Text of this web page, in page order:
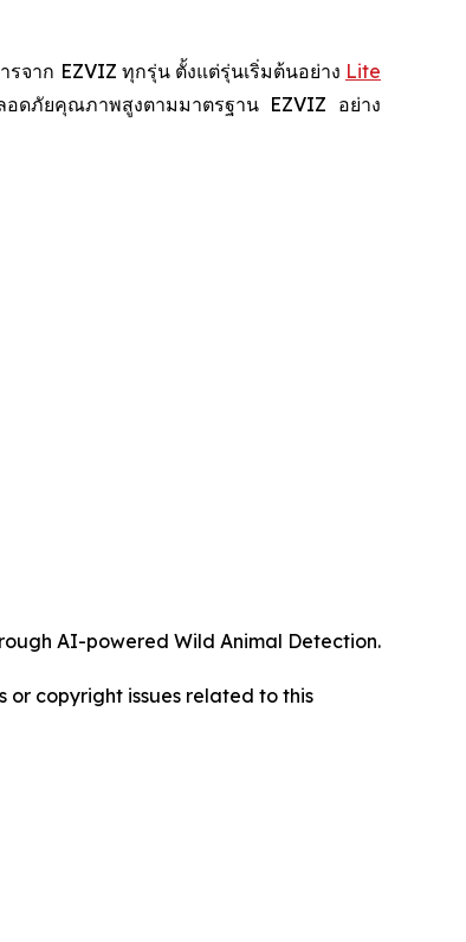
จาก EZVIZ ทุกรุ่น ตั้งแต่รุ่นเริ่มต้นอย่าง Lite
อดภัยคุณภาพสูงตามมาตรฐาน EZVIZ อย่าง
AI-powered Wild Animal Detection.
or copyright issues related to this